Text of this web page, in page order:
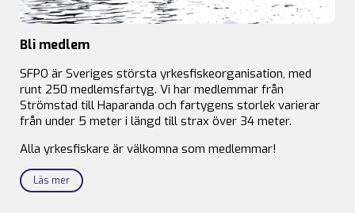
Bli medlem
SFPO är Sveriges största yrkesfiskeorganisation, med
runt 250 medlemsfartyg. Vi har medlemmar från
Strömstad till Haparanda och fartygens storlek varierar
från under 5 meter i längd till strax över 34 meter.
Alla yrkesfiskare är välkomna som medlemmar!
Läs mer